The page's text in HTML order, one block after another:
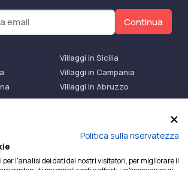
Continua
Villaggi in Sicilia
Villaggi in Campania
Villaggi in Abruzzo
Villaggi TH Resort
marchio di Ekiwi S.r.l.
Politica sulla riservatezza
l'analisi dei dati dei nostri visitatori, per migliorare il